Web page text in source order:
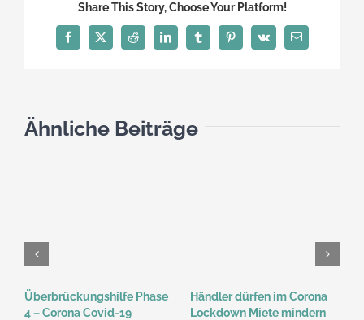
Share This Story, Choose Your Platform!
Facebook
X Reddit LinkedInTumblrPinterest
Vk
E-
Mail
Ähnliche Beiträge
Überbrückungshilfe Phase
4 – Corona Covid-19
Händler dürfen im Corona
Lockdown Miete mindern